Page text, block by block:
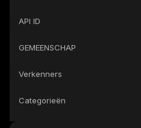
API ID
GEMEENSCHAP
Verkenners
Categorieën